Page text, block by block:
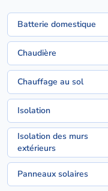
Batterie domestique
Chaudière
Chauffage au sol
Isolation
Isolation des murs
extérieurs
Panneaux solaires